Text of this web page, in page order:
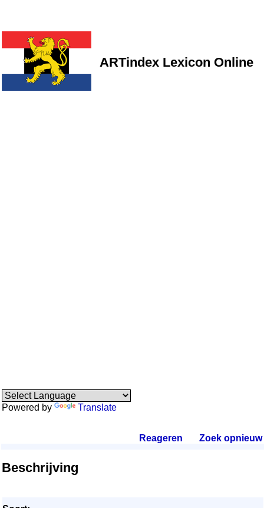
ARTindex Lexicon Online
Powered by Translate
Reageren Zoek opnieuw.
Beschrijving